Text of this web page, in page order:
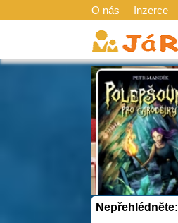
O nás Inzerce
Nepřehlédněte: